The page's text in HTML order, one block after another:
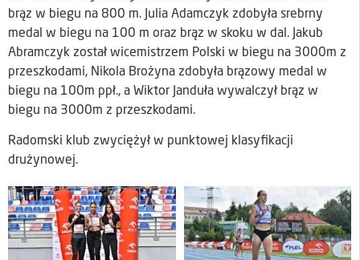
brąz w biegu na 800 m. Julia Adamczyk zdobyła srebrny
medal w biegu na 100 m oraz brąz w skoku w dal. Jakub
Abramczyk został wicemistrzem Polski w biegu na 3000m z
przeszkodami, Nikola Brożyna zdobyła brązowy medal w
biegu na 100m ppł., a Wiktor Janduła wywalczył brąz w
biegu na 3000m z przeszkodami.
Radomski klub zwyciężył w punktowej klasyfikacji
drużynowej.